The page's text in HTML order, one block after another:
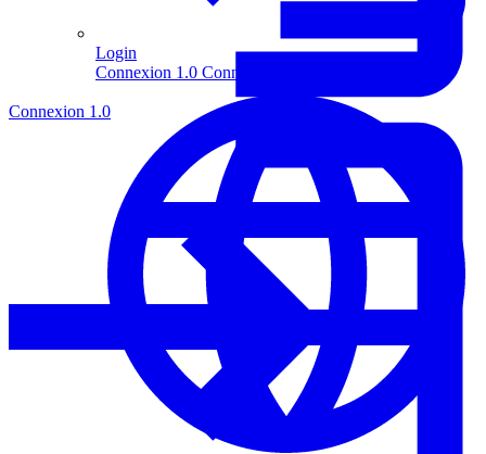
Connexion 1.0
Login
Connexion 1.0 Connexion 2.0